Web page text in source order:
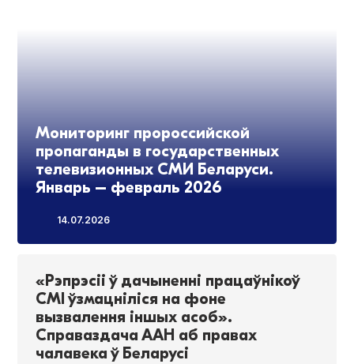
Мониторинг пророссийской
пропаганды в государственных
телевизионных СМИ Беларуси.
Январь – февраль 2026
14.07.2026
«Рэпрэсіі ў дачыненні працаўнікоў
СМІ ўзмацніліся на фоне
вызвалення іншых асоб».
Справаздача ААН аб правах
чалавека ў Беларусі